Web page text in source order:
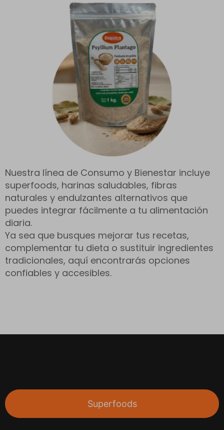
Nuestra línea de Consumo y Bienestar incluye
superfoods, harinas saludables, fibras
naturales y endulzantes alternativos que
puedes integrar fácilmente a tu alimentación
diaria.
Ya sea que busques mejorar tus recetas,
complementar tu dieta o sustituir ingredientes
tradicionales, aquí encontrarás opciones
confiables y accesibles.
Superfoods